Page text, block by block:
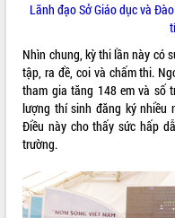
Rà soát, hoàn thiện hệ thống thiết
văn hóa, thể thao đáp ứng yêu cầu
phát triển mới
Thường trực HĐND tỉnh Đắk Lắk
mặt Đoàn chuyên gia y tế TP. Hồ
Minh
Lễ truy điệu và an táng hài cốt liệt
tại Nghĩa trang Liệt sĩ xã Sơn Hòa
Bàn giải pháp tháo gỡ khó khăn trong
xuất khẩu sầu riêng và triển khai
định EUDR
THỐNG KÊ TRUY CẬP
Hôm nay:
Tất cả:
66036245
Lãnh đạo Sở Giáo dục và
Nhìn chung, kỳ thi lần này có
tập, ra đề, coi và chấm thi.
tham gia tăng 148 em và số
lượng thí sinh đăng ký nhiều
Điều này cho thấy sức hấp
trường.